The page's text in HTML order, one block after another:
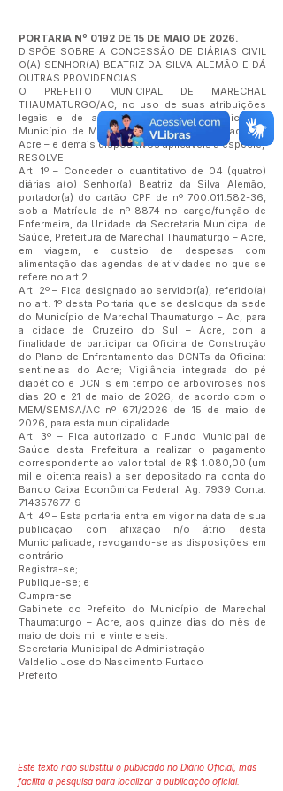
PORTARIA Nº 0192 DE 15 DE MAIO DE 2026.
DISPÕE SOBRE A CONCESSÃO DE DIÁRIAS CIVIL
O(A) SENHOR(A) BEATRIZ DA SILVA ALEMÃO E DÁ
OUTRAS PROVIDÊNCIAS.
O PREFEITO MUNICIPAL DE MARECHAL
THAUMATURGO/AC, no uso de suas atribuições
legais e de acordo com a Lei Orgânica do
Município de Marechal Thaumaturgo – Estado do
Acre – e demais dispositivos aplicáveis à espécie,
RESOLVE:
Art. 1º – Conceder o quantitativo de 04 (quatro)
diárias a(o) Senhor(a) Beatriz da Silva Alemão,
portador(a) do cartão CPF de nº 700.011.582-36,
sob a Matrícula de nº 8874 no cargo/função de
Enfermeira, da Unidade da Secretaria Municipal de
Saúde, Prefeitura de Marechal Thaumaturgo – Acre,
em viagem, e custeio de despesas com
alimentação das agendas de atividades no que se
refere no art 2.
Art. 2º – Fica designado ao servidor(a), referido(a)
no art. 1º desta Portaria que se desloque da sede
do Município de Marechal Thaumaturgo – Ac, para
a cidade de Cruzeiro do Sul – Acre, com a
finalidade de participar da Oficina de Construção
do Plano de Enfrentamento das DCNTs da Oficina:
sentinelas do Acre; Vigilância integrada do pé
diabético e DCNTs em tempo de arboviroses nos
dias 20 e 21 de maio de 2026, de acordo com o
MEM/SEMSA/AC nº 671/2026 de 15 de maio de
2026, para esta municipalidade.
Art. 3º – Fica autorizado o Fundo Municipal de
Saúde desta Prefeitura a realizar o pagamento
correspondente ao valor total de R$ 1.080,00 (um
mil e oitenta reais) a ser depositado na conta do
Banco Caixa Econômica Federal: Ag. 7939 Conta:
714357677-9
Art. 4º – Esta portaria entra em vigor na data de sua
publicação com afixação n/o átrio desta
Municipalidade, revogando-se as disposições em
contrário.
Registra-se;
Publique-se; e
Cumpra-se.
Gabinete do Prefeito do Município de Marechal
Thaumaturgo – Acre, aos quinze dias do mês de
maio de dois mil e vinte e seis.
Secretaria Municipal de Administração
Valdelio Jose do Nascimento Furtado
Prefeito
Este texto não substitui o publicado no Diário Oficial, mas
facilita a pesquisa para localizar a publicação oficial.